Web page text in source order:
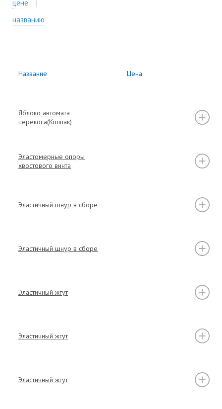
цене
названию
Название Цена
Яблоко автомата
перекоса(Колпак)
Эластомерные опоры
хвостового винта
Эластичный шнур в сборе
Эластичный шнур в сборе
Эластичный жгут
Эластичный жгут
Эластичный жгут